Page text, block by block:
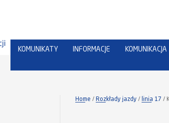
KOMUNIKATY INFORMACJE KOMUNIKACJA
Home Rozkłady jazdy linia 17